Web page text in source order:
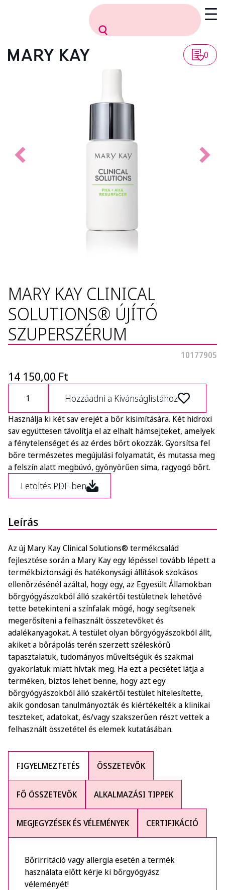
0
MARY KAY CLINICAL
SOLUTIONS® ÚJÍTÓ
SZUPERSZÉRUM
10177905
14 150,00 Ft
Hozzáadni a Kívánságlistához
Használja ki két sav erejét a bőr kisimítására. Két hidroxi
sav együttesen távolítja el az elhalt hámsejteket, amelyek
a fénytelenséget és az érdes bőrt okozzák. Gyorsítsa fel
bőre természetes megújulási folyamatát, és mutassa meg
a felszín alatt megbúvó, gyönyörűen sima, ragyogó bőrt.
Letöltés PDF-ben
Leírás
Az új Mary Kay Clinical Solutions® termékcsalád
fejlesztése során a Mary Kay egy lépéssel tovább lépett a
termékbiztonsági és hatékonysági állítások szokásos
ellenőrzésénél azáltal, hogy egy, az Egyesült Államokban
bőrgyógyászokból álló szakértői testületnek lehetővé
tette betekinteni a színfalak mögé, hogy segítsenek
megerősíteni a felhasznált összetevőket és
adalékanyagokat. A testület olyan bőrgyógyászokból állt,
akiket a bőrápolás terén szerzett széleskörű
tapasztalatuk, tudományos műveltségük és szakmai
gyakorlatuk miatt hívtak meg. Ha ezt a pecsétet látja a
terméken, biztos lehet benne, hogy azt egy
bőrgyógyászokból álló szakértői testület hitelesítette,
akik gondosan tanulmányozták és kiértékelték a klinikai
teszteket, adatokat, és/vagy szakszerűen részt vettek a
felhasznált összetétel és elemek kutatásában.
FIGYELMEZTETÉS ÖSSZETEVŐK
FŐ ÖSSZETEVŐK ALKALMAZÁSI TIPPEK
MEGJEGYZÉSEK ÉS VÉLEMÉNYEK CERTIFIKÁCIÓ
Bőrirritáció vagy allergia esetén a termék
használata előtt kérje ki bőrgyógyász
véleményét!